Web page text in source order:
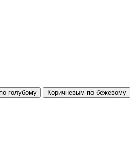
голубому Коричневым по бежевому